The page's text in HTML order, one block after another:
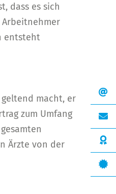
dass es sich
Arbeitnehmer
entsteht
macht, er
zum Umfang
Ärzte von der